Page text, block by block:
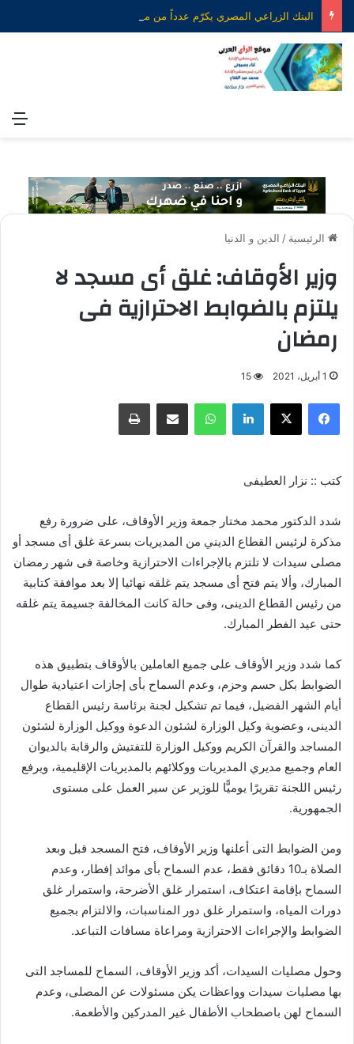
الرئيسية / الدين و الدنيا
وزير الأوقاف: غلق أى مسجد لا
يلتزم بالضوابط الاحترازية فى
رمضان
1 أبريل، 2021 15
فيسبوك X لينكدإن واتساب مشاركة عبر البريد طباعة
كتب :: نزار العطيفى
شدد الدكتور محمد مختار جمعة وزير الأوقاف، على ضرورة رفع
مذكرة لرئيس القطاع الديني من المديريات بسرعة غلق أى مسجد أو
مصلى سيدات لا تلتزم بالإجراءات الاحترازية وخاصة فى شهر رمضان
المبارك، وألا يتم فتح أى مسجد يتم غلقه نهائيا إلا بعد موافقة كتابية
من رئيس القطاع الدينى، وفى حالة كانت المخالفة جسيمة يتم غلقه
حتى عيد الفطر المبارك.
كما شدد وزير الأوقاف على جميع العاملين بالأوقاف بتطبيق هذه
الضوابط بكل حسم وحزم، وعدم السماح بأى إجازات اعتيادية طوال
أيام الشهر الفضيل، فيما تم تشكيل لجنة برئاسة رئيس القطاع
الدينى، وعضوية وكيل الوزارة لشئون الدعوة ووكيل الوزارة لشئون
المساجد والقرآن الكريم ووكيل الوزارة للتفتيش والرقابة بالديوان
العام وجميع مديري المديريات ووكلائهم بالمديريات الإقليمية، ويرفع
رئيس اللجنة تقريرًا يوميًّا للوزير عن سير العمل على مستوى
الجمهورية.
ومن الضوابط التى أعلنها وزير الأوقاف، فتح المسجد قبل وبعد
الصلاة بـ10 دقائق فقط، عدم السماح بأى موائد إفطار، وعدم
السماح بإقامة اعتكاف، استمرار غلق الأضرحة، واستمرار غلق
دورات المياه، واستمرار غلق دور المناسبات، والالتزام بجميع
الضوابط والإجراءات الاحترازية ومراعاة مسافات التباعد.
وحول مصليات السيدات، أكد وزير الأوقاف، السماح للمساجد التى
بها مصليات سيدات وواعظات يكن مسئولات عن المصلى، وعدم
السماح لهن باصطحاب الأطفال غير المدركين والأطعمة.